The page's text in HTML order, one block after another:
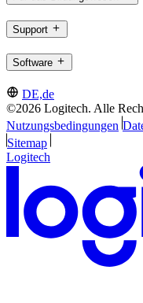
Support
Software
DE,de
©2026 Logitech. Alle
Nutzungsbedingungen
Sitemap
Logitech